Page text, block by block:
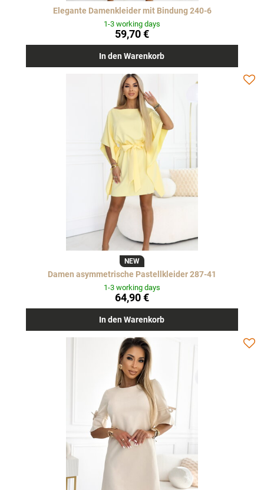
Elegante Damenkleider mit Bindung 240-6
1-3 working days
59,70 €
In den Warenkorb
NEW
Damen asymmetrische Pastellkleider 287-41
1-3 working days
64,90 €
In den Warenkorb